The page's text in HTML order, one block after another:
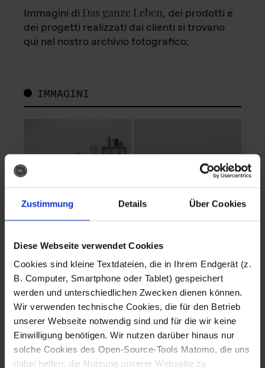
Zustimmung Details Über Cookies
Diese Webseite verwendet Cookies
Cookies sind kleine Textdateien, die in Ihrem Endgerät (z.
B. Computer, Smartphone oder Tablet) gespeichert
werden und unterschiedlichen Zwecken dienen können.
Wir verwenden technische Cookies, die für den Betrieb
unserer Webseite notwendig sind und für die wir keine
Einwilligung benötigen. Wir nutzen darüber hinaus nur
solche Cookies des Open-Source-Tools Matomo, die uns
dabei helfen, die Nutzung unserer Webseite zu
Immagini di Das ganze Leben, dei prodotti e
dei progetti realizzati dai clienti si trovano
qui nel nostro archivio fotografico:
IMMAGINI
Fotografo: Lorenz
Sternbach
Download
Fotografo: Lorenz
Sternbach
Download